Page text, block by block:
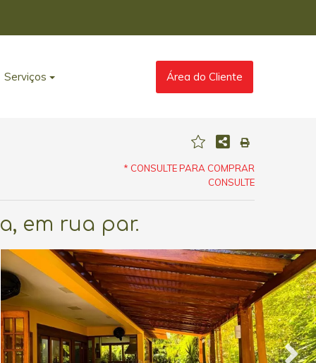
Serviços Área do Cliente
* CONSULTE PARA COMPRAR
CONSULTE
em rua par.